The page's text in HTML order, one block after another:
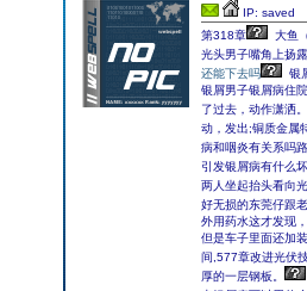
IP: saved
第318章
大鱼
光头男子嘴角上扬
还能下去吗
银
银屑男子银屑病住
了过去，动作潇洒。
动，发出;铜质金属
病和咽炎有关系吗
引发银屑病有什么
两人坐起抬头看向
好无损的东莞仔跟
外用药水这才发现
但是车子里面还加
间,577章改进光伏
厚的一层钢板。